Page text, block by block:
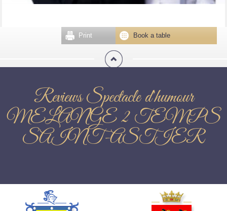
Book a table
Print
Reviews Spectacle d'humour
MELANGE 2 TEMPS
SAINT-ASTIER